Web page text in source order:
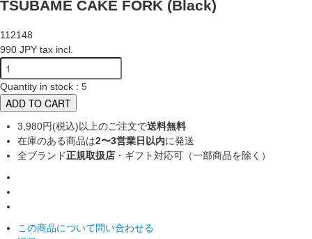
TSUBAME CAKE FORK (Black)
112148
990 JPY tax incl.
Quantity in stock : 5
ADD TO CART
3,980円(税込)以上のご注文で送料無料
在庫のある商品は2〜3営業日以内に発送
全ブランド正規取扱店 ・ギフト対応可（一部商品を除く）
この商品について問い合わせる